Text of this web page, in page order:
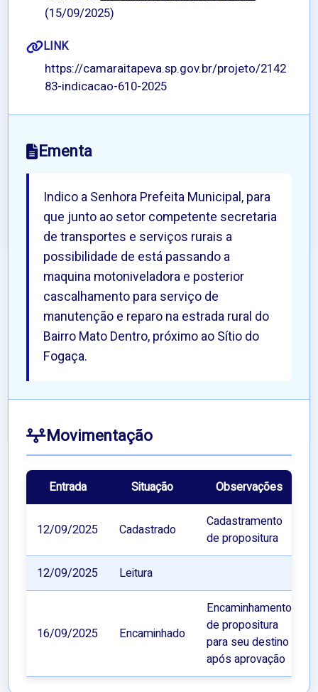
(15/09/2025)
LINK
https://camaraitapeva.sp.gov.br/projeto/2142
83-indicacao-610-2025
Ementa
Indico a Senhora Prefeita Municipal, para
que junto ao setor competente secretaria
de transportes e serviços rurais a
possibilidade de está passando a
maquina motoniveladora e posterior
cascalhamento para serviço de
manutenção e reparo na estrada rural do
Bairro Mato Dentro, próximo ao Sítio do
Fogaça.
Movimentação
Entrada Situação Observações
12/09/2025 Cadastrado
Cadastramento
de propositura
12/09/2025 Leitura
16/09/2025 Encaminhado
Encaminhamento
de propositura
para seu destino
após aprovação